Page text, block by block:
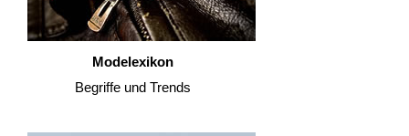
Modelexikon
Begriffe und Trends